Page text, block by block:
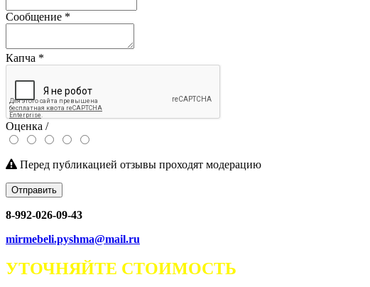
Сообщение *
Капча *
Оценка /
Перед публикацией отзывы проходят модерацию
Отправить
8-992-026-09-43
mirmebeli.pyshma@mail.ru
УТОЧНЯЙТЕ СТОИМОСТЬ